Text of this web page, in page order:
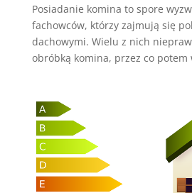
Posiadanie komina to spore
fachowców, którzy zajmują się
dachowymi. Wielu z nich
obróbką komina, przez co potem